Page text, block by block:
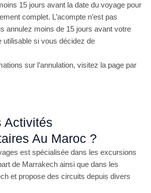
15 jours avant la date du voyage pour
complet. L’acompte n’est pas
annulez moins de 15 jours avant votre
utilisable si vous décidez de
sur l’annulation, visitez la page par
Activités
Au Maroc ?
est spécialisée dans les excursions
de Marrakech ainsi que dans les
et propose des circuits depuis divers